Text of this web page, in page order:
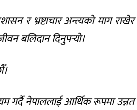
र भ्रष्टाचार अन्त्यको माग राखेर
बलिदान दिनुपर्‍यो।
गर्दै नेपाललाई आर्थिक रूपमा उन्नत